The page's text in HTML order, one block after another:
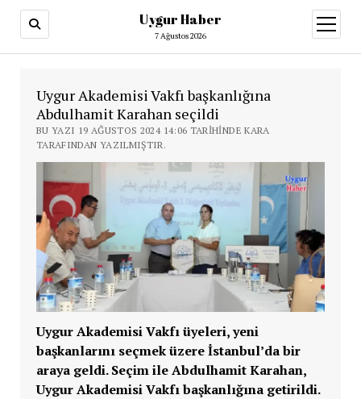
Uygur Haber
7 Ağustos 2026
aç
Uygur Akademisi Vakfı başkanlığına
Abdulhamit Karahan seçildi
BU YAZI 19 AĞUSTOS 2024 14:06 TARIHINDE KARA
TARAFINDAN YAZILMIŞTIR.
Uygur Akademisi Vakfı üyeleri, yeni
başkanlarını seçmek üzere İstanbul’da bir
araya geldi. Seçim ile Abdulhamit Karahan,
Uygur Akademisi Vakfı başkanlığına getirildi.